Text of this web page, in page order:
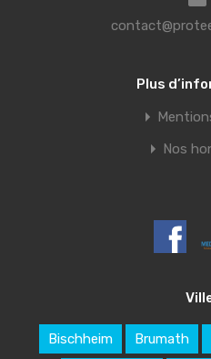
Plus
Nos
Bischheim Brumath